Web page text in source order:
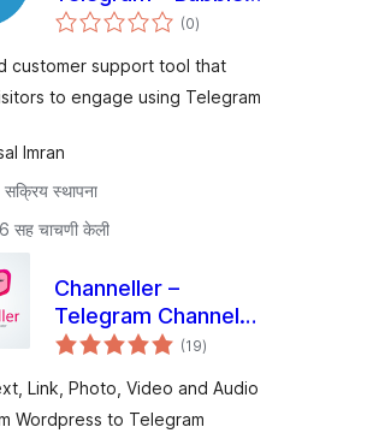
& Button with
Elementor and
Shortcode
(0एकूण
मूल्यांकन
)
customer support tool that
to engage using Telegram
Imran
स्थापना
सह चाचणी केली
Channeller –
Telegram Channel
Administrator
(19एकूण
मूल्यांकन
)
Link, Photo, Video and Audio
Wordpress to Telegram